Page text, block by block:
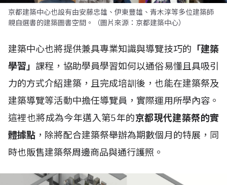
京都建築中心也設有由安藤忠雄、伊東豐雄、青木淳等多位建築師
親自選書的建築圖書空間。（圖片來源：京都建築中心）
建築中心也將提供兼具專業知識與導覽技巧的 「建築
學習」 課程，協助學員學習如何以通俗易懂且具吸引
力的方式介紹建築，且完成培訓後，也能在建築祭及
建築導覽等活動中擔任導覽員，實際運用所學內容。
這裡也將成為今年邁入第5年的京都現代建築祭的實
體據點 ，除將配合建築祭舉辦為期數個月的特展，同
時也販售建築祭周邊商品與通行護照。